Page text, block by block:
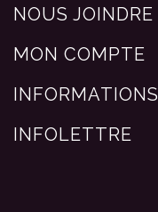
NOUS JOINDRE
MON COMPTE
INFORMATIONS
INFOLETTRE